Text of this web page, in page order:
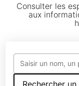
URGENCE /
Consulter les
aux
Rechercher un